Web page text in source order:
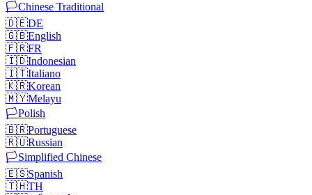
🏳️Chinese Traditional
🇩🇪DE
🇬🇧English
🇫🇷FR
🇮🇩Indonesian
🇮🇹Italiano
🇰🇷Korean
🇲🇾Melayu
🏳️Polish
🇧🇷Portuguese
🇷🇺Russian
🏳️Simplified Chinese
🇪🇸Spanish
🇹🇭TH